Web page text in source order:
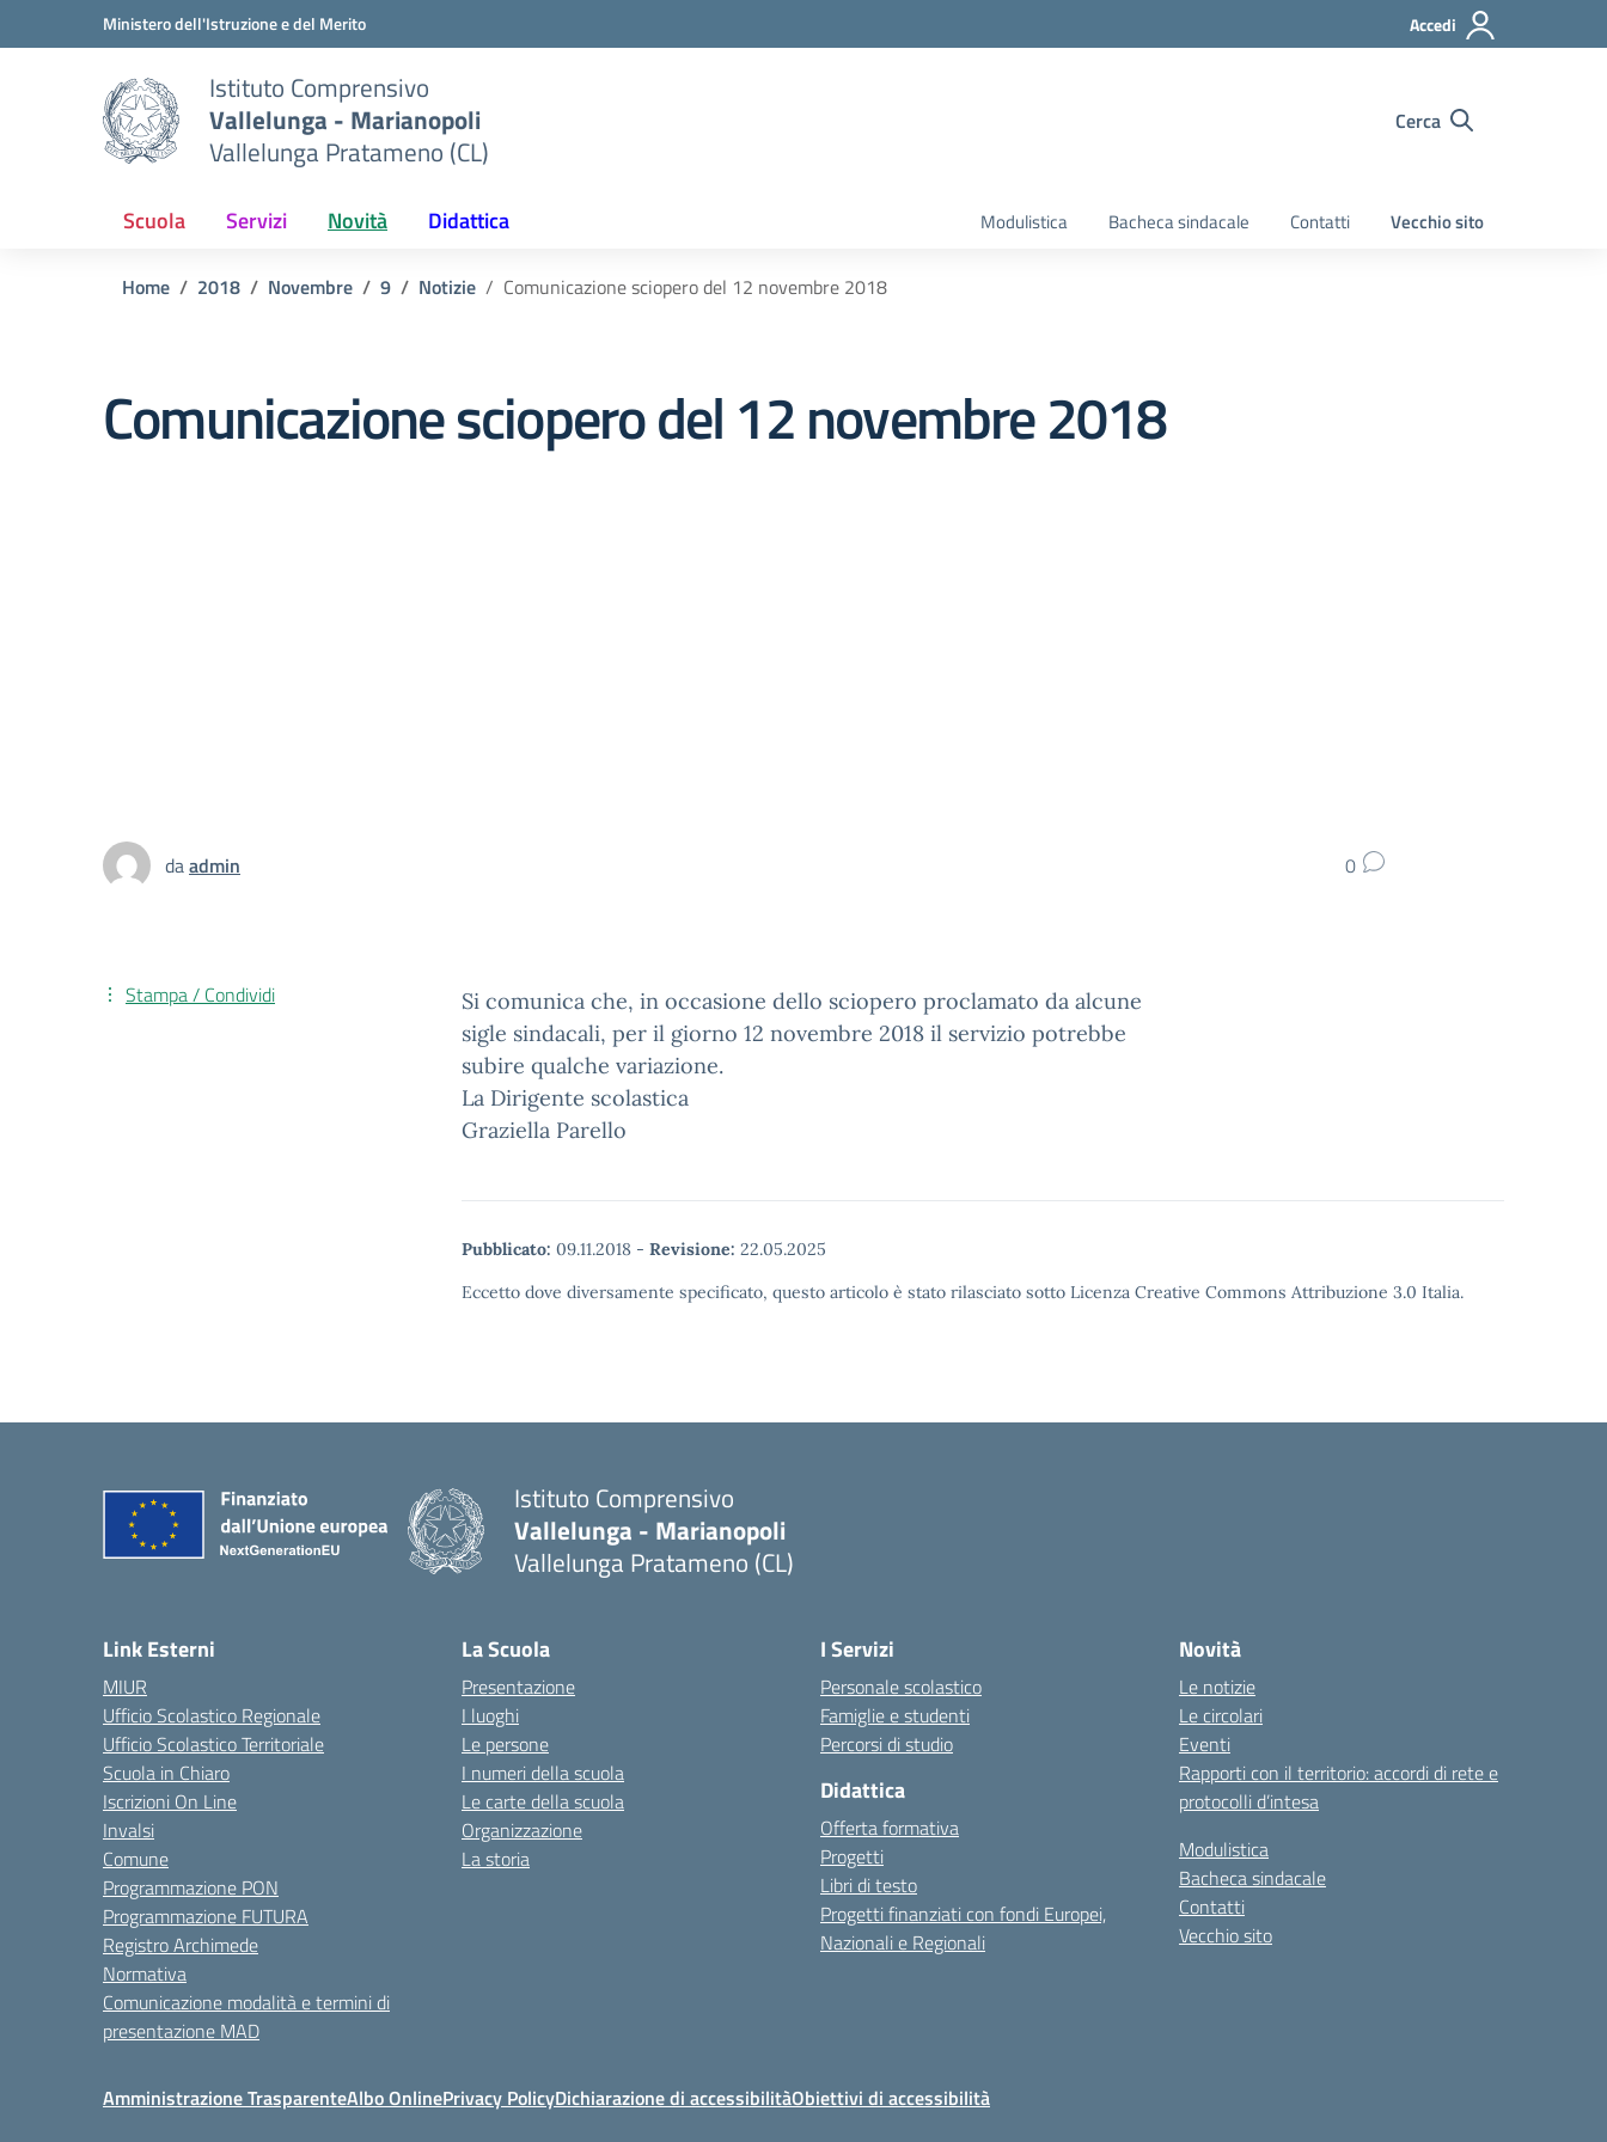
Vai ai contenuti
Vai al menu di navigazioneMinistero dell'Istruzione e del Merito Accedi
Istituto Comprensivo
Vallelunga - Marianopoli
Vallelunga Pratameno (CL)
Cerca
Scuola Servizi Novità Didattica Modulistica Bacheca sindacale Contatti Vecchio sito
Home 2018 Novembre 9 Notizie Comunicazione sciopero del 12 novembre 2018
Comunicazione sciopero del 12 novembre 2018
daadmin 0
Si comunica che, in occasione dello sciopero proclamato da alcune
sigle sindacali, per il giorno 12 novembre 2018 il servizio potrebbe
subire qualche variazione.
La Dirigente scolastica
Graziella Parello
Pubblicato: 09.11.2018 - Revisione: 22.05.2025
Eccetto dove diversamente specificato, questo articolo è stato rilasciato sotto Licenza Creative Commons Attribuzione 3.0 Italia.
Stampa / Condividi
Istituto Comprensivo
Vallelunga - Marianopoli
Vallelunga Pratameno (CL)
Link Esterni
MIUR
Ufficio Scolastico Regionale
Ufficio Scolastico Territoriale
Scuola in Chiaro
Iscrizioni On Line
Invalsi
Comune
Programmazione PON
Programmazione FUTURA
Registro Archimede
Normativa
Comunicazione modalità e termini di
presentazione MAD
La Scuola
Presentazione
I luoghi
Le persone
I numeri della scuola
Le carte della scuola
Organizzazione
La storia
I Servizi
Personale scolastico
Famiglie e studenti
Percorsi di studio
Didattica
Offerta formativa
Progetti
Libri di testo
Progetti finanziati con fondi Europei,
Nazionali e Regionali
Novità
Le notizie
Le circolari
Eventi
Rapporti con il territorio: accordi di rete e
protocolli d’intesa
Modulistica
Bacheca sindacale
Contatti
Vecchio sito
Amministrazione TrasparenteAlbo OnlinePrivacy PolicyDichiarazione di accessibilitàObiettivi di accessibilità